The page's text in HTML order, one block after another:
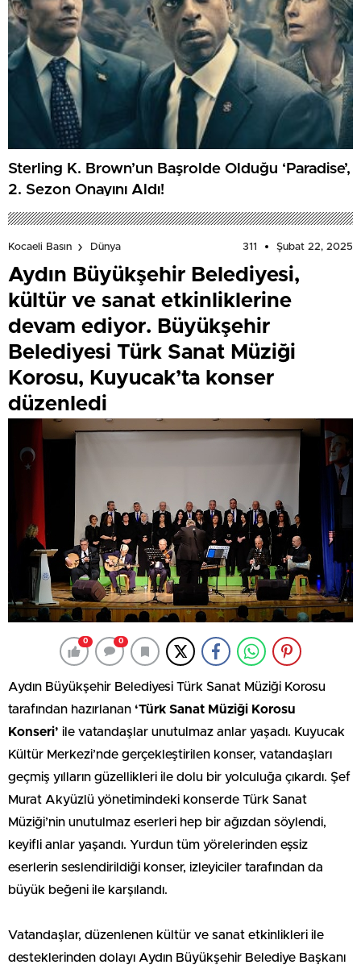
Sterling K. Brown’un Başrolde Olduğu ‘Paradise’,
2. Sezon Onayını Aldı!
Kocaeli Basın Dünya 311 Şubat 22, 2025
Aydın Büyükşehir Belediyesi,
kültür ve sanat etkinliklerine
devam ediyor. Büyükşehir
Belediyesi Türk Sanat Müziği
Korosu, Kuyucak’ta konser
düzenledi
0 0
Aydın Büyükşehir Belediyesi Türk Sanat Müziği Korosu
tarafından hazırlanan ‘Türk Sanat Müziği Korosu
Konseri’ ile vatandaşlar unutulmaz anlar yaşadı. Kuyucak
Kültür Merkezi’nde gerçekleştirilen konser, vatandaşları
geçmiş yılların güzellikleri ile dolu bir yolculuğa çıkardı. Şef
Murat Akyüzlü yönetimindeki konserde Türk Sanat
Müziği’nin unutulmaz eserleri hep bir ağızdan söylendi,
keyifli anlar yaşandı. Yurdun tüm yörelerinden eşsiz
eserlerin seslendirildiği konser, izleyiciler tarafından da
büyük beğeni ile karşılandı.
Vatandaşlar, düzenlenen kültür ve sanat etkinlikleri ile
desteklerinden dolayı Aydın Büyükşehir Belediye Başkanı